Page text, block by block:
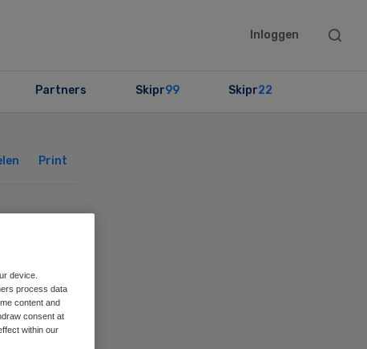
Inloggen
Search
Partners Skipr99 Skipr22
Print
device.
process data
content and
consent at
within our